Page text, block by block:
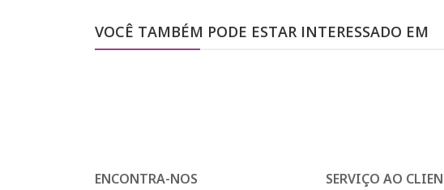
VOCÊ TAMBÉM PODE ESTAR INTERESSADO EM
ENCONTRA-NOS SERVIÇO AO